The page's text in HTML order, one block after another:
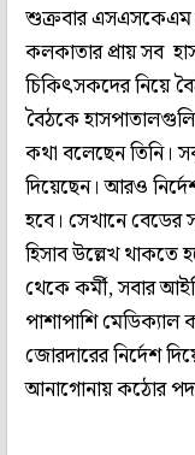
শুক্রবার এসএসকেএম
কলকাতার প্রায় সব
চিকিৎসকদের নিয়ে
বৈঠকে
কথা বলেছেন তিনি।
দিয়েছেন। আরও
হবে। সেখানে
হিসাব উল্লেখ থাকতে
থেকে কর্মী, সবার
পাশাপাশি মেডিক্যাল
জোরদারের নির্দেশ
আনাগোনায় কঠোর